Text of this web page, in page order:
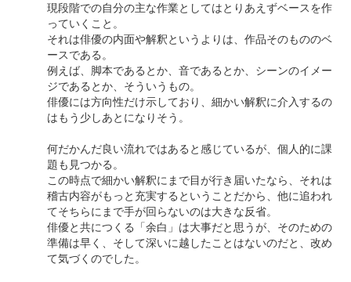
現段階での自分の主な作業としてはとりあえずベースを作
っていくこと。
それは俳優の内面や解釈というよりは、作品そのもののベ
ースである。
例えば、脚本であるとか、音であるとか、シーンのイメー
ジであるとか、そういうもの。
俳優には方向性だけ示しており、細かい解釈に介入するの
はもう少しあとになりそう。
何だかんだ良い流れではあると感じているが、個人的に課
題も見つかる。
この時点で細かい解釈にまで目が行き届いたなら、それは
稽古内容がもっと充実するということだから、他に追われ
てそちらにまで手が回らないのは大きな反省。
俳優と共につくる「余白」は大事だと思うが、そのための
準備は早く、そして深いに越したことはないのだと、改め
て気づくのでした。